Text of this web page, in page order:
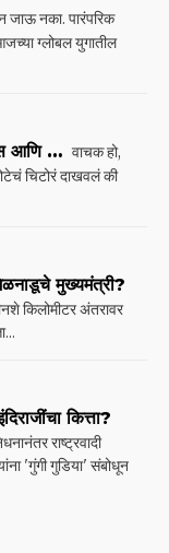
जाऊ नका. पारंपरिक
ग्लोबल युगातील
आणि … वाचक हो,
चिटोरं दाखवलं की
मुख्यमंत्री?
किलोमीटर अंतरावर
कित्ता?
राष्ट्रवादी
'गुंगी गुडिया' संबोधून